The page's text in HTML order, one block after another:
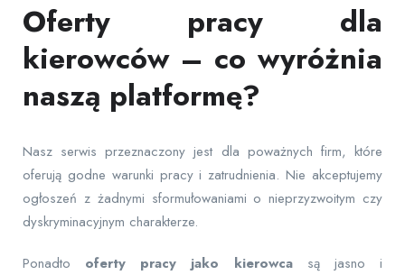
Oferty pracy dla
kierowców – co wyróżnia
naszą platformę?
Nasz serwis przeznaczony jest dla poważnych firm, które
oferują godne warunki pracy i zatrudnienia. Nie akceptujemy
ogłoszeń z żadnymi sformułowaniami o nieprzyzwoitym czy
dyskryminacyjnym charakterze.
Ponadto oferty pracy jako kierowcasą jasno i